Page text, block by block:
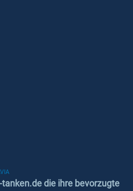
tanken.de die ihre bevorzugte